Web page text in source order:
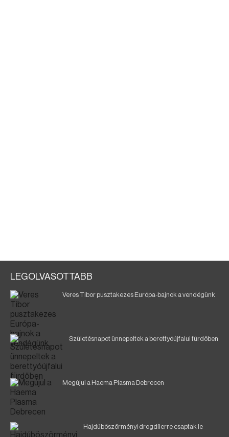
LEGOLVASOTTABB
Veres Tibor pusztakezes Európa-bajnok a vendégünk
Születésnapot ünnepeltek a berettyóújfalui fürdőben
Megújul a Haema Plasma Debrecen
Hajdúböszörményi drogdílerre csaptak le